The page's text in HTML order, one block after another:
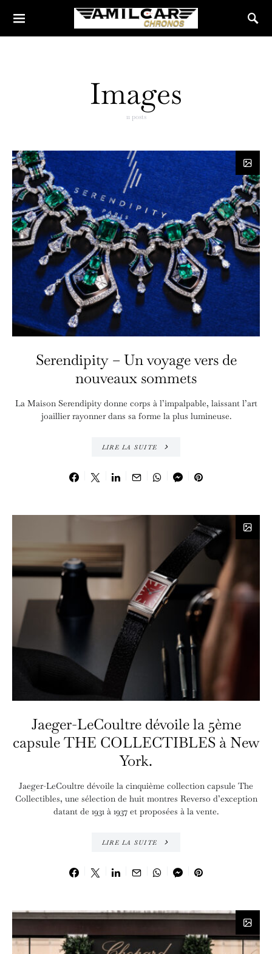
Images
11 posts
Serendipity – Un voyage vers de
nouveaux sommets
La Maison Serendipity donne corps à l’impalpable, laissant l’art
joaillier rayonner dans sa forme la plus lumineuse.
LIRE LA SUITE
Jaeger-LeCoultre dévoile la 5ème
capsule THE COLLECTIBLES à New
York.
Jaeger-LeCoultre dévoile la cinquième collection capsule The
Collectibles, une sélection de huit montres Reverso d’exception
datant de 1931 à 1937 et proposées à la vente.
LIRE LA SUITE